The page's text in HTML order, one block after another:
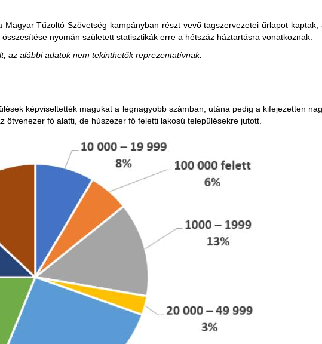
Tűzoltó Szövetség kampányban részt vevő tagszervezetei űrlapot
nyomán született statisztikák erre a hétszáz háztartásra vonatkoznak.
az alábbi adatok nem tekinthetők reprezentatívnak.
képviseltették magukat a legnagyobb számban, utána pedig a kifejezetten
ötvenezer fő alatti, de húszezer fő feletti lakosú településekre jutott.